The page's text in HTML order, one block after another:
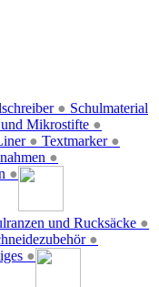
●
Mikrostifte ●
● Textmarker ●
●
●
Schulmaterial
und Rucksäcke ●
●
●